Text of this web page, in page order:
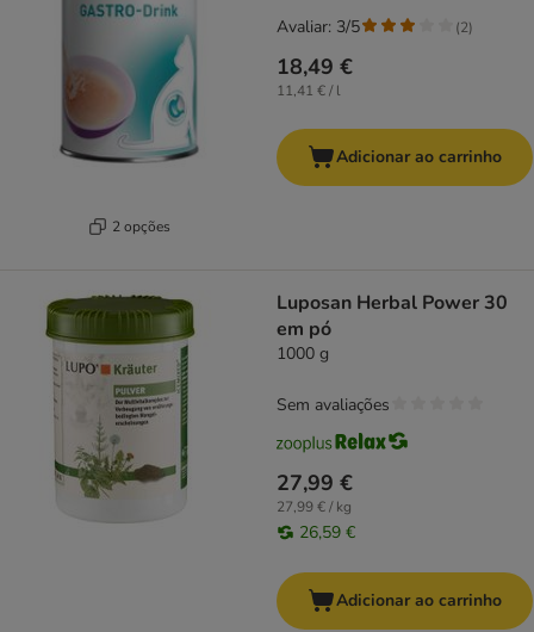
2 opções
18,49 €
11,41 € / l
Avaliar: 3/5 (2)
Adicionar ao carrinho
Luposan Herbal Power 30
em pó
1000 g
27,99 €
27,99 € / kg
26,59 €
Sem avaliações
Adicionar ao carrinho